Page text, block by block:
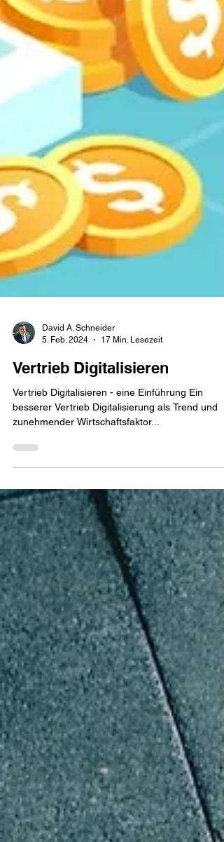
David A. Schneider
17 Min. Lesezeit
Vertrieb Digitalisieren
Vertrieb Digitalisieren - eine Einführung Ein
zunehmender Wirtschaftsfaktor...